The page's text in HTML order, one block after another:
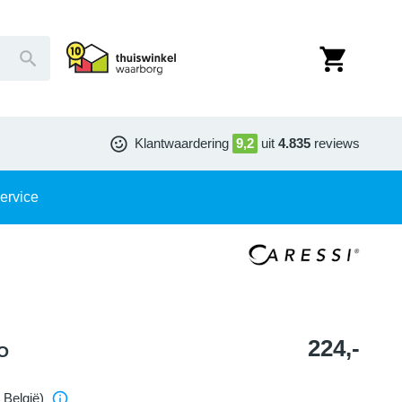
Klantwaardering 9,2 uit 4.835 reviews
224,-